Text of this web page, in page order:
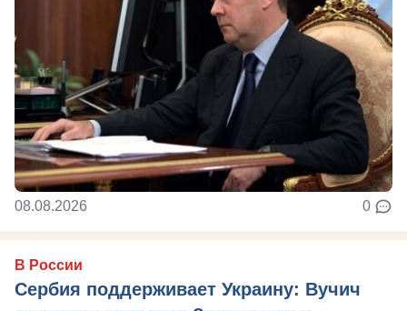
08.08.2026 0
В России
Сербия поддерживает Украину: Вучич